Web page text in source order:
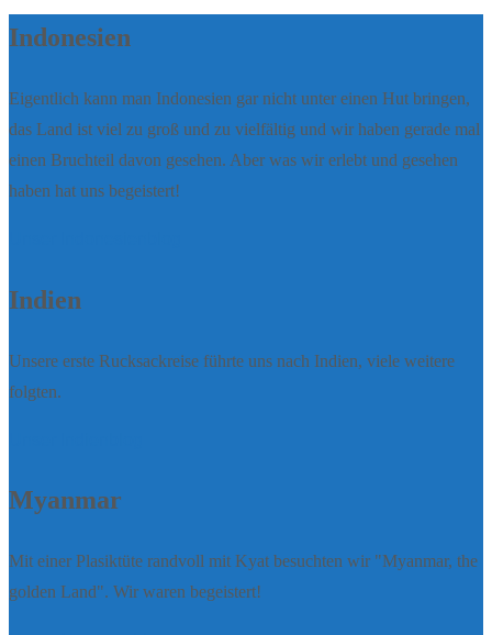
Indonesien
Eigentlich kann man Indonesien gar nicht unter einen Hut bringen,
das Land ist viel zu groß und zu vielfältig und wir haben gerade mal
einen Bruchteil davon gesehen. Aber was wir erlebt und gesehen
haben hat uns begeistert!
Indien
Unsere erste Rucksackreise führte uns nach Indien, viele weitere
folgten.
Myanmar
Mit einer Plasiktüte randvoll mit Kyat besuchten wir "Myanmar, the
golden Land". Wir waren begeistert!